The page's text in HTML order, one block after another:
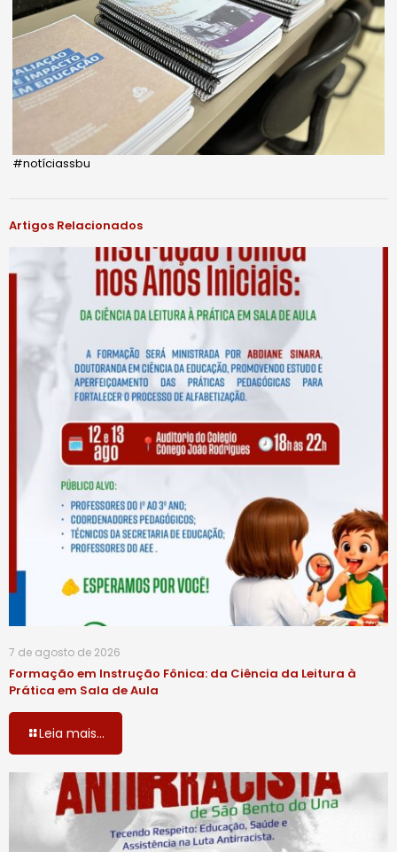
#notíciassbu
Artigos Relacionados
7 de agosto de 2026
Formação em Instrução Fônica: da Ciência da Leitura à
Prática em Sala de Aula
Leia mais...